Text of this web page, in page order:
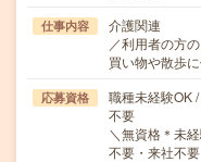
仕事内容
介護関連
／利用者の方
買い物や散歩
応募資格
職種未経験OK
不要
＼無資格＊未
不要・来社不